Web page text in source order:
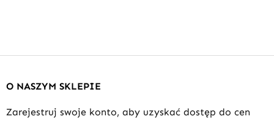
O NASZYM SKLEPIE
Zarejestruj swoje konto, aby uzyskać dostęp do cen